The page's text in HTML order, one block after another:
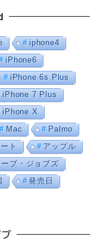
iphone4
iPhone6
iPhone 6s Plus
iPhone 7 Plus
iPhone X
Mac
Palmo
ト
アップル
ーブ・ジョブズ
発売日